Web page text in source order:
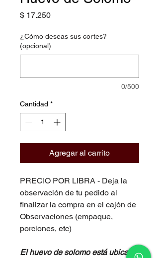
$ 17.250Precio
¿Cómo deseas sus cortes?
(opcional)
0/500
Cantidad *
Agregar al carrito
PRECIO POR LIBRA - Deja la
observación de tu pedido al
finalizar la compra en el cajón de
Observaciones (empaque,
porciones, etc)
El huevo de solomo está ubicado